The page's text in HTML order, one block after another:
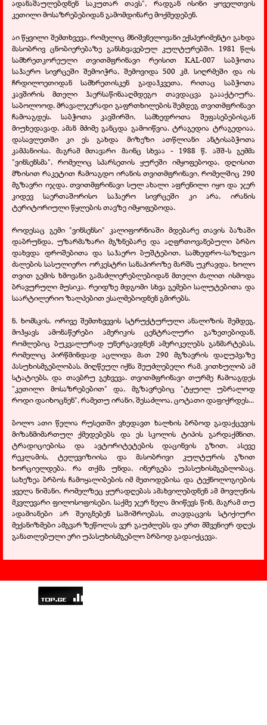
ადანაშაულებდნენ საკუთარ თავს", რადგან ისინი ყოველთვის
კეთილი მოსაზრებებიდან გამომდინარე მოქმედებენ.
აი წყვილი შემთხვევა, რომელიც მნიშვნელოვანი ექსპერიმენტი გახდა
მასობრივ ცნობიერებაზე განსხვავებულ კულტურებში. 1981 წლს
სამხრეთკორეული თვითმფრინავი რეისით KAL-007 საბჭოთა
საჰაერო სივრცეში შემოიჭრა, შემოვიდა 500 კმ. სიღრმეში და ის
ჩრდილოეთიდან სამხრეთისკენ გადაჰკვეთა, რითაც საბჭოთა
კავშირის მთელი ჰაერსაწინააღმდეგო თავდაცვა გაააქტიურა.
საბოლოოდ, მრავალჯერადი გაფრთხილების შემდეგ თვითმფრინავი
ჩამოაგდეს. საბჭოთა კავშირში, სამხედროთა შეფასებებისგან
მიუხედავად, ამან მძიმე განცდა გამოიწვია. ტრაგედია ტრაგედიაა.
დასავლეთში კი ეს გახდა მიზეზი ათწლიანი ანტისაბჭოთა
კამპანიისა. მაგრამ მთავარი მაინც სხვაა - 1988 წ. აშშ-ს გემმა
"ვინსენსმა", რომელიც სპარსეთის ყურეში იმყოფებოდა, დღისით
მზისით რაკეტით ჩამოაგდო ირანის თვითმფრინავი, რომელშიც 290
მგზავრი იჯდა. თვითმფრინავი სულ ახალი აფრენილი იყო და ჯერ
კიდევ საერთაშორისო საჰაერო სივრცეში კი არა, ირანის
ტერიტორიული წყლების თავზე იმყოფებოდა.
როდესაც გემი "ვინსენსი" კალიფორნიაში მდებარე თავის ბაზაში
დაბრუნდა, უზარმაზარი მგზნებარე და აღფრთოვანებული ბრბო
დახვდა დროშებითა და საჰაერო ბუშტებით, სამხედრო-საზღვაო
ძალების სასულიერო ორკესტრი სანაპიროზე მარშს უკრავდა, ხოლო
თვით გემის ხმოვანი გამაძლიერებლებიდან მთელი ძალით ისმოდა
ბრავურული მუსიკა. რეიდზე მდგომი სხვა გემები სალუტებითა და
საარტილერიო ზალპებით ესალმებოდნენ გმირებს.
ნ. ხომსკის, ორივე შემთხვევის სტრუქტურული ანალიზის შემდეგ,
მოჰყავს ამონაწერები ამერიკის ცენტრალური გაზეთებიდან,
რომლებიც ბუკვალურად უნერგავდნენ ამერიკელებს განმარტებას,
რომელიც პირწმინდად აცლიდა მათ 290 მგზავრის დაღუპვაზე
პასუხისმგებლობას. მიღწეულ იქნა შეუძლებელი რამ. კითხულობ ამ
სტატიებს, და თავბრუ გეხვევა. თვითმფრინავი თურმე ჩამოაგდეს
"კეთილი მოსაზრებებით" და, მგზავრებიც "ტყუილ უბრალოდ
როდი დაიხოცნენ", რამეთუ ირანი, შესაძლოა, ცოტათი დაფიქრდეს...
ბოლო ათი წელია რუსეთში ვხედავთ ხალხის ბრბოდ გადაქცევის
მიზანმიმართულ ქმედებებს და ეს სკოლის ტიპის გარდაქმნით,
ტრადიციებისა და ავტორიტეტების დაცინვის გზით, ასევე
რეკლამის, ტელევიზიისა და მასობრივი კულტურის გზით
ხორციელდება. რა თქმა უნდა, ინერგება უპასუხისმგებლობაც.
სახეზეა ბრბოს ჩამოყალიბების იმ მეთოდებისა და ტექნოლოგიების
ყველა ნიშანი, რომელზეც ყურადღებას ამახვილებდნენ ამ მოვლენის
მკვლევარი ფილოსოფოსები. საქმე ჯერ ნელა მიიწევს წინ, მაგრამ თუ
ადამიანები არ შეიგნებენ საშიშროებას, თავდაცვის სტიქიური
მექანიზმები ამგვარ ზეწოლას ვერ გაუძლებს და ერთ მშვენიერ დღეს
განათლებული ერი უპასუხისმგებლო ბრბოდ გადაიქცევა.